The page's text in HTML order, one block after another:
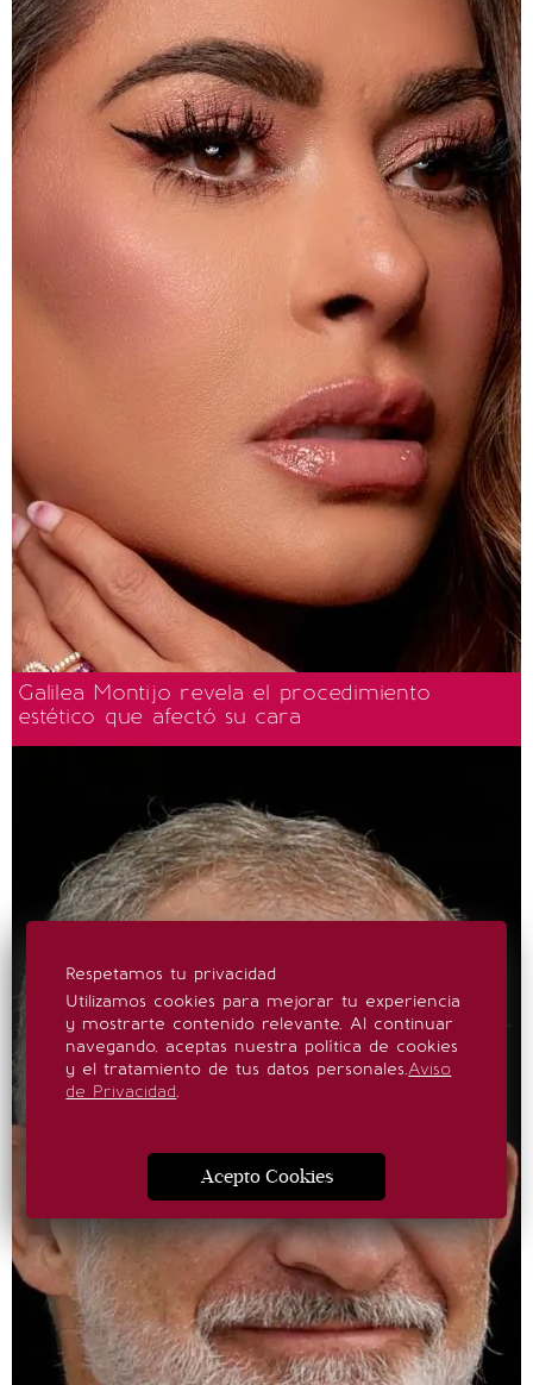
Galilea Montijo revela el procedimiento
estético que afectó su cara
Respetamos tu privacidad
Utilizamos cookies para mejorar tu experiencia
y mostrarte contenido relevante. Al continuar
navegando, aceptas nuestra política de cookies
y el tratamiento de tus datos personales.Aviso
de Privacidad.
Acepto Cookies